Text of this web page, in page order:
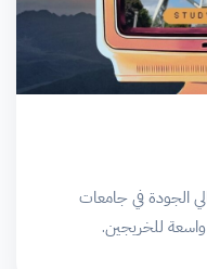
الجودة في جامعات
للخريجين.